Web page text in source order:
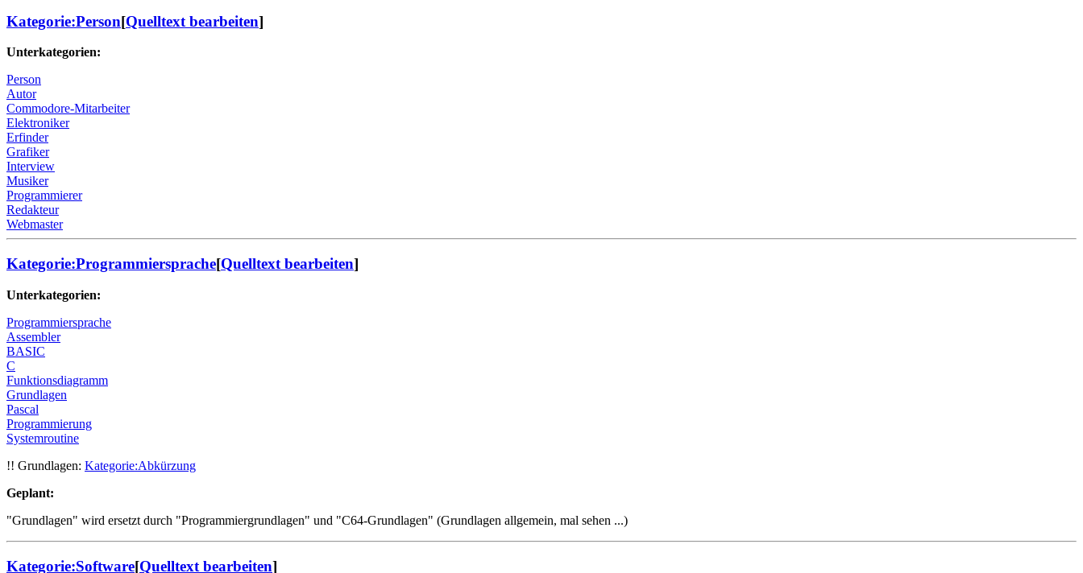
Kategorie:Person[Quelltext bearbeiten]
Unterkategorien:
Person
Autor
Commodore-Mitarbeiter
Elektroniker
Erfinder
Grafiker
Interview
Musiker
Programmierer
Redakteur
Webmaster
Kategorie:Programmiersprache[Quelltext bearbeiten]
Unterkategorien:
Programmiersprache
Assembler
BASIC
C
Funktionsdiagramm
Grundlagen
Pascal
Programmierung
Systemroutine
!! Grundlagen: Kategorie:Abkürzung
Geplant:
"Grundlagen" wird ersetzt durch "Programmiergrundlagen" und "C64-Grundlagen" (Grundlagen allgemein, mal sehen ...)
Kategorie:Software[Quelltext bearbeiten]